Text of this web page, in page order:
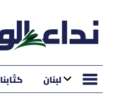
لبنان كتّابنا